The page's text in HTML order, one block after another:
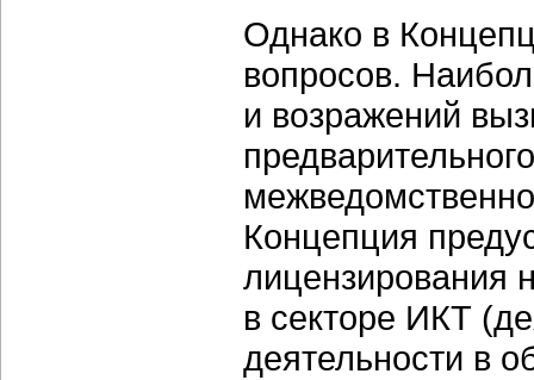
Однако в
вопросов.
и возражений
Концепция
лицензирования
в секторе ИКТ
деятельности в